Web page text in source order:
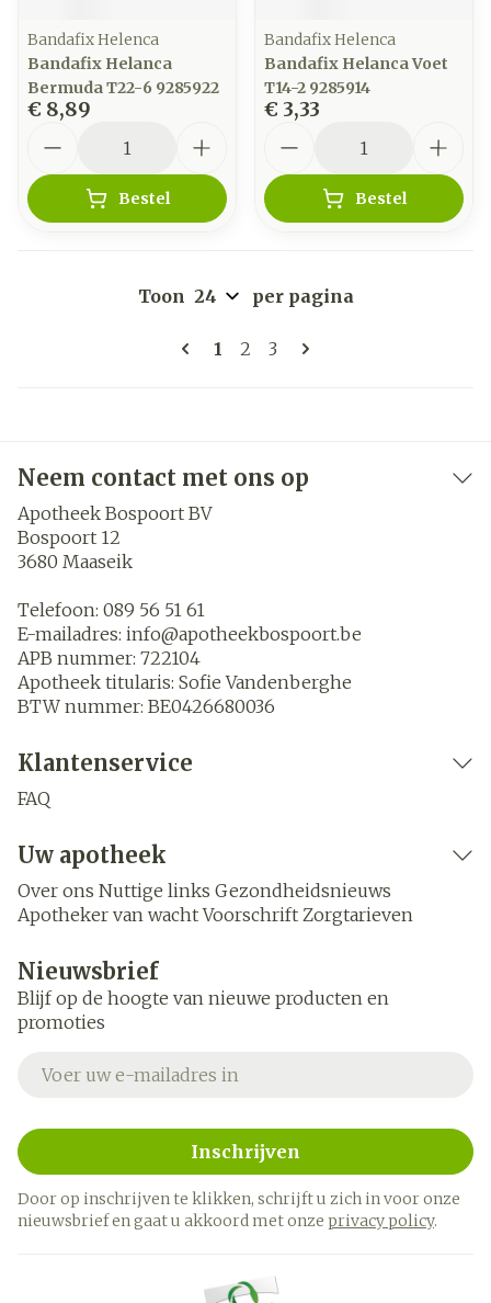
Bandafix Helenca
Bandafix Helanca
Bermuda T22-6 9285922
€ 8,89
Bestel
Bandafix Helenca
Bandafix Helanca Voet
T14-2 9285914
€ 3,33
Bestel
Pagina's
U lees momenteel pagina
1 Pagina
2 Pagina
3
Toon per pagina
Neem contact met ons op
Apotheek Bospoort BV
Bospoort 12
3680 Maaseik
Telefoon: 089 56 51 61
E-mailadres: info@apotheekbospoort.be
APB nummer: 722104
Apotheek titularis: Sofie Vandenberghe
BTW nummer: BE0426680036
Klantenservice
FAQ
Uw apotheek
Over ons Nuttige links Gezondheidsnieuws
Apotheker van wacht Voorschrift Zorgtarieven
Nieuwsbrief
Blijf op de hoogte van nieuwe producten en
promoties
Inschrijven
Door op inschrijven te klikken, schrijft u zich in voor onze
nieuwsbrief en gaat u akkoord met onze privacy policy.